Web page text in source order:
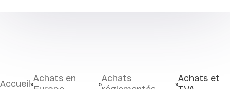
Accueil»Achats en
»Achats
»Achats et